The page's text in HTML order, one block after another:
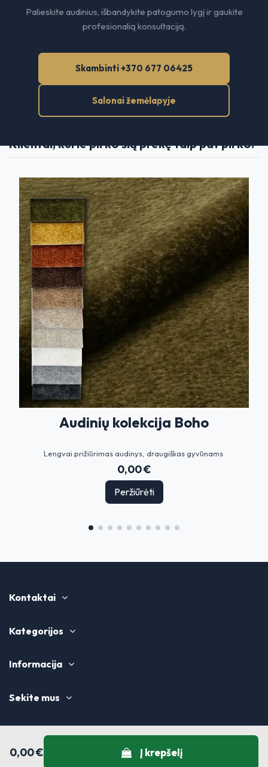
0,00 € Į krepšelį
Palieskite audinius, išbandykite patogumo lygį ir gaukite
profesionalią konsultaciją.
Skambinti +370 677 06425
Salonai žemėlapyje
Klientai, kurie pirko šią prekę taip pat pirko:
Audinių kolekcija Boho
Lengvai prižiūrimas audinys, draugiškas gyvūnams
0,00 €
Peržiūrėti
Kontaktai
Kategorijos
Informacija
Sekite mus
© Diansa 2024 - Visos teisės saugomos